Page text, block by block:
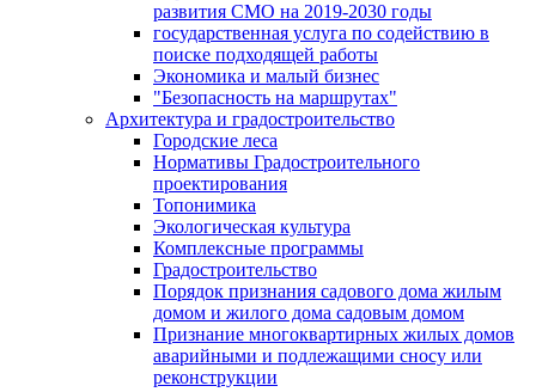
развития СМО на 2019-2030 годы
государственная услуга по содействию в
поиске подходящей работы
Экономика и малый бизнес
"Безопасность на маршрутах"
Архитектура и градостроительство
Городские леса
Нормативы Градостроительного
проектирования
Топонимика
Экологическая культура
Комплексные программы
Градостроительство
Порядок признания садового дома жилым
домом и жилого дома садовым домом
Признание многоквартирных жилых домов
аварийными и подлежащими сносу или
реконструкции